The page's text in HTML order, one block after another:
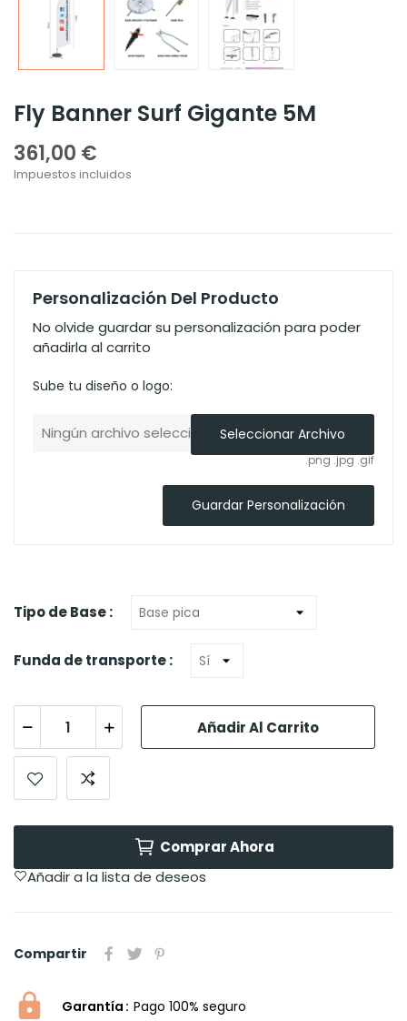
Fly Banner Surf Gigante 5M
361,00 €
Impuestos incluidos
Personalización Del Producto
No olvide guardar su personalización para poder
añadirla al carrito
Sube tu diseño o logo:
Ningún archivo seleccionadoSeleccionar Archivo
.png .jpg .gif
Guardar Personalización
Tipo de Base :
Funda de transporte :
Añadir Al Carrito
Comprar Ahora
Añadir a la lista de deseos
Compartir
Garantía Pago 100% seguro